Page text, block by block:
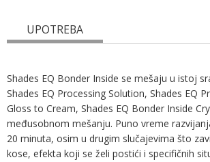
UPOTREBA
Shades EQ Bonder Inside se mešaju u istoj
Shades EQ Processing Solution, Shades EQ
Gloss to Cream, Shades EQ Bonder Inside
međusobnom mešanju. Puno vreme
20 minuta, osim u drugim slučajevima što
kose, efekta koji se želi postići i specifičnih